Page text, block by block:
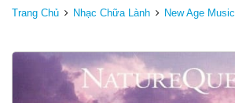
Trang Chủ Nhạc Chữa Lành New Age Music